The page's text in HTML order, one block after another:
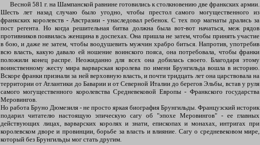
Весной 581 г. на Шампанской равнине готовились к столкновению две франкских армии.
Шесть лет назад случаю было угодно, чтобы престол самого могущественного из
франкских королевств - Австразии - унаследовал ребенок. С тех пор магнаты дрались за
пост регента. Но когда решительная битва должна была вот-вот начаться, меж рядов
противников появилась женщина в доспехах. Она пришла не затем, чтобы принять участие
в бою, и даже не затем, чтобы воодушевить мужчин храбро биться. Напротив, употребив
всю власть, какую давало ей ношение воинского пояса, она потребовала, чтобы франки
положили конец распре. Неожиданно для всех она добилась своего. Благодаря этому
воинственному жесту мира варварская королева по имени Брунгильда вошла в историю.
Вскоре франки признали за ней верховную власть, и почти тридцать лет она царствовала на
территории от Атлантики до Баварии и от Северной Италии до берегов Эльбы, встав у руля
самого могущественного королевства Средневековой Европы - Франкского государства
Меровингов.
Но работа Бруно Дюмезиля - не просто яркая биография Брунгильды. Французский историк
подарил читателю настоящую эпическую сагу об "эпохе Меровингов" - ее главных
действующих лицах, варварских королях и знати, епископах и монахах, интригах при
королевском дворе и провинции, борьбе за власть и влияние. Сагу о средневековом мире,
который без Брунгильды мог стать другим.